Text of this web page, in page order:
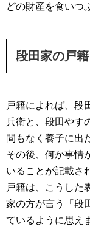
どの財産を食いつ
段田家の戸籍
戸籍によれば、段
兵衛と、段田やす
間もなく養子に出
その後、何か事情
いることが記載さ
戸籍は、こうした
家の方が言う「段
ているように思え